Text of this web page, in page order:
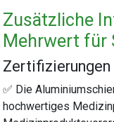
Zusätzliche
Mehrwert für
Zertifizierungen
✅ Die
hochwertiges